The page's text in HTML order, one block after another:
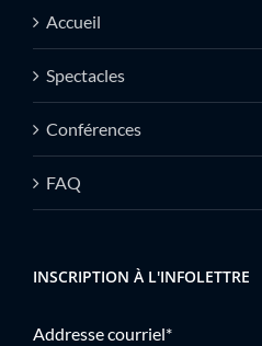
Accueil
Spectacles
Conférences
FAQ
INSCRIPTION À L'INFOLETTRE
Addresse courriel*